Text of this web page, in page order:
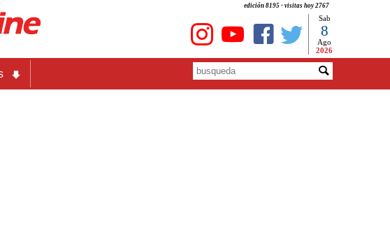
edición 8195 - visitas hoy 2767
Sab
8
Ago
2026